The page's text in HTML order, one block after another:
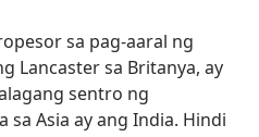
sa pag-aaral ng
Lancaster sa Britanya, ay
sentro ng
Asia ay ang India. Hindi